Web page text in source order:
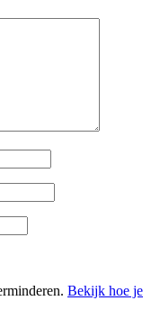
Bekijk hoe je